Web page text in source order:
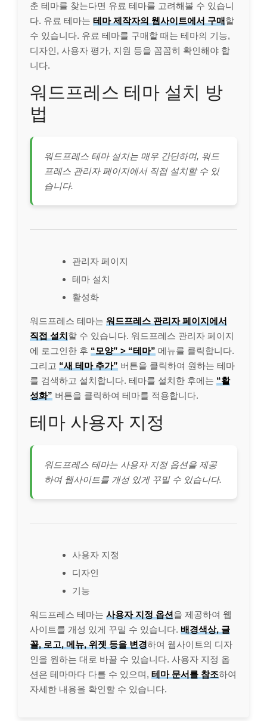
춘 테마를 찾는다면 유료 테마를 고려해볼 수 있습니
다. 유료 테마는 테마 제작자의 웹사이트에서 구매할
수 있습니다. 유료 테마를 구매할 때는 테마의 기능,
디자인, 사용자 평가, 지원 등을 꼼꼼히 확인해야 합
니다.
워드프레스 테마 설치 방
법
워드프레스 테마 설치는 매우 간단하며, 워드
프레스 관리자 페이지에서 직접 설치할 수 있
습니다.
관리자 페이지
테마 설치
활성화
워드프레스 테마는 워드프레스 관리자 페이지에서
직접 설치할 수 있습니다. 워드프레스 관리자 페이지
에 로그인한 후 “모양” > “테마” 메뉴를 클릭합니다.
그리고 “새 테마 추가” 버튼을 클릭하여 원하는 테마
를 검색하고 설치합니다. 테마를 설치한 후에는 “활
성화” 버튼을 클릭하여 테마를 적용합니다.
테마 사용자 지정
워드프레스 테마는 사용자 지정 옵션을 제공
하여 웹사이트를 개성 있게 꾸밀 수 있습니다.
사용자 지정
디자인
기능
워드프레스 테마는 사용자 지정 옵션을 제공하여 웹
사이트를 개성 있게 꾸밀 수 있습니다. 배경색상, 글
꼴, 로고, 메뉴, 위젯 등을 변경하여 웹사이트의 디자
인을 원하는 대로 바꿀 수 있습니다. 사용자 지정 옵
션은 테마마다 다를 수 있으며, 테마 문서를 참조하여
자세한 내용을 확인할 수 있습니다.